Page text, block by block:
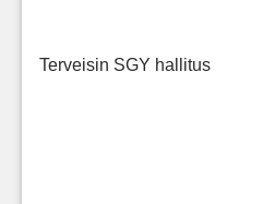
Terveisin SGY hallitus